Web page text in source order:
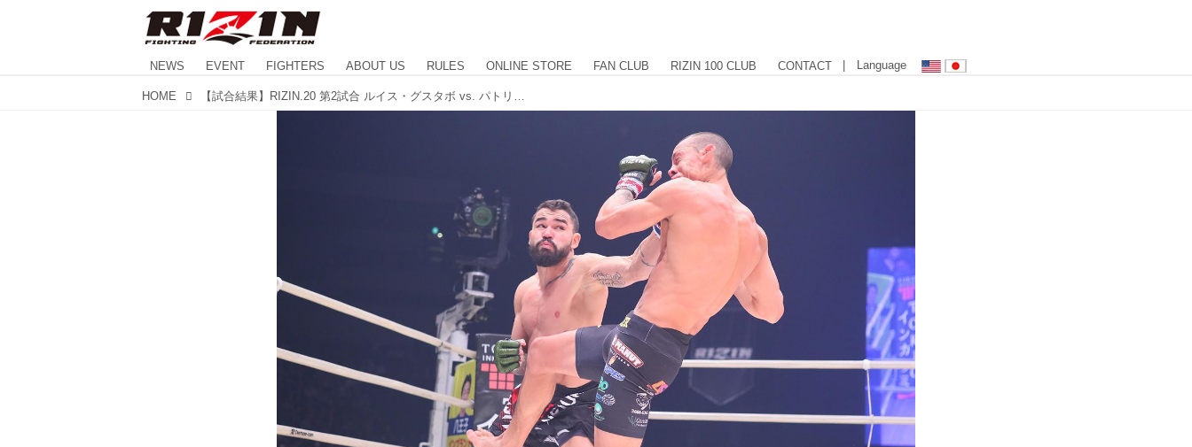
NEWS EVENT FIGHTERS ABOUT US RULES ONLINE STORE FAN CLUB RIZIN 100 CLUB CONTACT | Language
HOME